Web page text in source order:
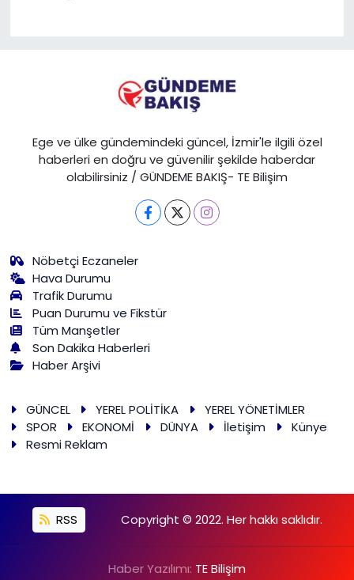
Ege ve ülke gündemindeki güncel, İzmir'le ilgili özel
haberleri en doğru ve güvenilir şekilde haberdar
olabilirsiniz / GÜNDEME BAKIŞ- TE Bilişim
Nöbetçi Eczaneler
Hava Durumu
Trafik Durumu
Puan Durumu ve Fikstür
Tüm Manşetler
Son Dakika Haberleri
Haber Arşivi
GÜNCEL YEREL POLİTİKA
YEREL YÖNETİMLER
SPOR
EKONOMİ DÜNYA İletişim
Künye
Resmi Reklam
RSS Copyright © 2022. Her hakkı saklıdır.
Haber Yazılımı: TE Bilişim